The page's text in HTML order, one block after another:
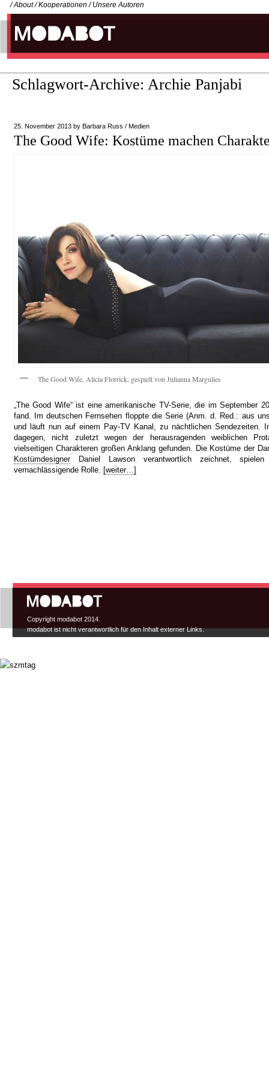
/ About / Kooperationen / Unsere Autoren
Schlagwort-Archive: Archie Panjabi
25. November 2013 by Barbara Russ / Medien
The Good Wife: Kostüme machen
The Good Wife, Alicia Florrick, gespielt von Julianna Margulies
„The Good Wife“ ist eine amerikanische TV-Serie, die im September
fand. Im deutschen Fernsehen floppte die Serie (Anm. d. Red.: aus
und läuft nun auf einem Pay-TV Kanal, zu nächtlichen Sendezeiten.
dagegen, nicht zuletzt wegen der herausragenden weiblichen
vielseitigen Charakteren großen Anklang gefunden. Die Kostüme der
KostümdesignerDaniel Lawson verantwortlich zeichnet,
vernachlässigende Rolle. [weiter…]
Hauptmenü
Copyright modabot 2014.
modabot ist nicht verantwortlich für den Inhalt externer Links.